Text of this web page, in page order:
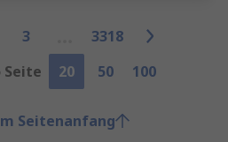
3
3318
Seite
20 50 100
Seitenanfang